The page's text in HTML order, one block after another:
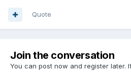
Quote
Join the conversation
You can post now and register later.